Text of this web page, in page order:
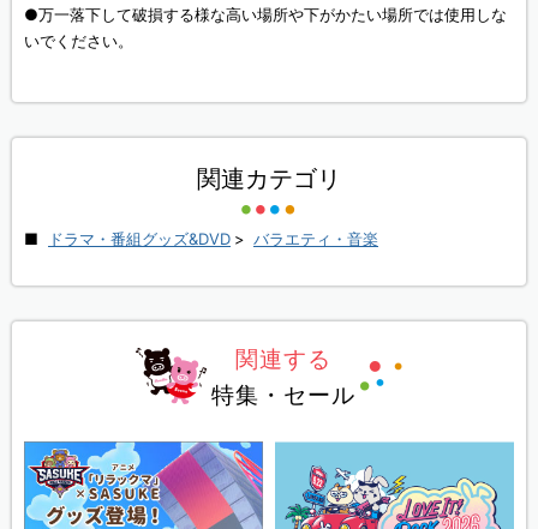
●万一落下して破損する様な高い場所や下がかたい場所では使用しな
いでください。
関連カテゴリ
ドラマ・番組グッズ&DVD > バラエティ・音楽
関連する
特集・セール